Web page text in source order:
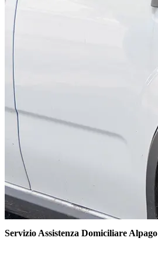
Servizio Assistenza Domiciliare Alpago